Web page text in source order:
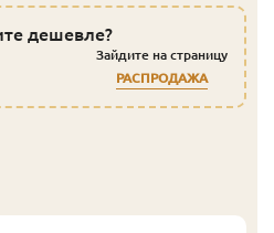
дешевле?
Зайдите на страницу
РАСПРОДАЖА